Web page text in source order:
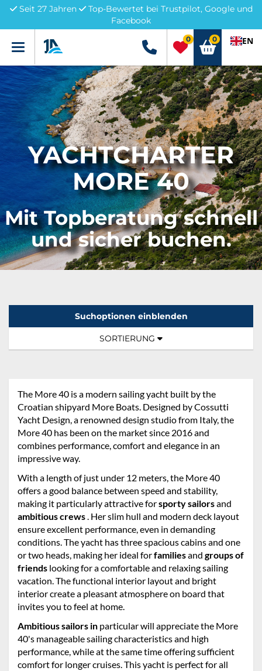
Seit 27 Jahren
Top-Bewertet bei Trustpilot, Google und
Facebook
Menü +49 5741 3222690
0 0 EN
YACHTCHARTER
MORE 40
Mit Topberatung schnell
und sicher buchen.
Suchoptionen einblenden
TOGGLE NAVIGATION
SORTIERUNG
The More 40 is a modern sailing yacht built by the
Croatian shipyard More Boats. Designed by Cossutti
Yacht Design, a renowned design studio from Italy, the
More 40 has been on the market since 2016 and
combines performance, comfort and elegance in an
impressive way.
With a length of just under 12 meters, the More 40
offers a good balance between speed and stability,
making it particularly attractive forsporty sailorsand
ambitious crews. Her slim hull and modern deck layout
ensure excellent performance, even in demanding
conditions. The yacht has three spacious cabins and one
or two heads, making her ideal forfamiliesand groups of
friends looking for a comfortable and relaxing sailing
vacation. The functional interior layout and bright
interior create a pleasant atmosphere on board that
invites you to feel at home.
Ambitious sailors in particular will appreciate the More
40's manageable sailing characteristics and high
performance, while at the same time offering sufficient
comfort for longer cruises. This yacht is perfect for all